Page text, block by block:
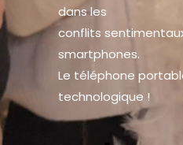
dans les
conflits
smartphones.
Le téléphone
technologique !